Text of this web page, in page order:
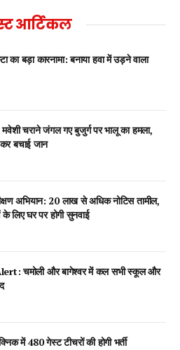
आर्टिकल
का बड़ा कारनामा: बनाया हवा में उड़ने वाला
चराने जंगल गए बुजुर्ग पर भालू का हमला,
बचाई जान
अभियान: 20 लाख से अधिक नोटिस तामील,
के लिए घर पर होगी सुनवाई
चमोली और बागेश्वर में कल सभी स्कूल और
में 480 गेस्ट टीचरों की होगी भर्ती